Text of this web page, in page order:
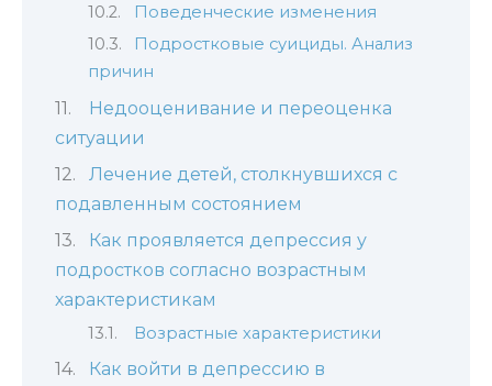
Поведенческие изменения
Подростковые суициды. Анализ
причин
Недооценивание и переоценка
ситуации
Лечение детей, столкнувшихся с
подавленным состоянием
Как проявляется депрессия у
подростков согласно возрастным
характеристикам
Возрастные характеристики
Как войти в депрессию в